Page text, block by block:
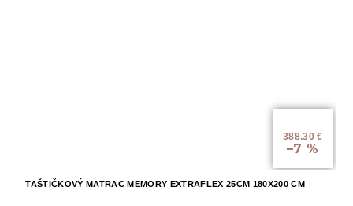
388.30 €
–7 %
TAŠTIČKOVÝ MATRAC MEMORY EXTRAFLEX 25CM 180X200 CM